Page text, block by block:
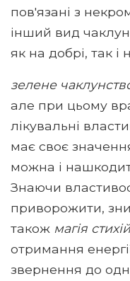
пов'язані з
інший вид
як на добрі, так і
зелене
але при цьому
лікувальні
має своє
можна і
Знаючи
приворожити,
також магія стихій
отримання
звернення до